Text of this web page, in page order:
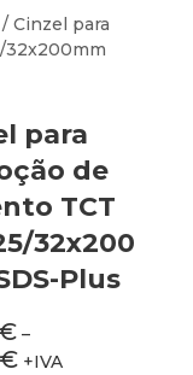
/ Cinzel para
32x200mm
para
de
TCT
32x200
Plus
€ –
€ +IVA